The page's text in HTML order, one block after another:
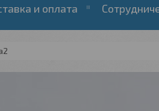
и оплата